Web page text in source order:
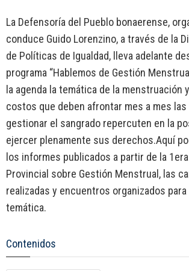
La Defensoría del Pueblo bonaerense,
conduce Guido Lorenzino, a través de la
de Políticas de Igualdad, lleva adelante
programa “Hablemos de Gestión
la agenda la temática de la menstruación
costos que deben afrontar mes a mes las
gestionar el sangrado repercuten en la
ejercer plenamente sus derechos.Aquí
los informes publicados a partir de la
Provincial sobre Gestión Menstrual, las
realizadas y encuentros organizados para
temática.
Contenidos